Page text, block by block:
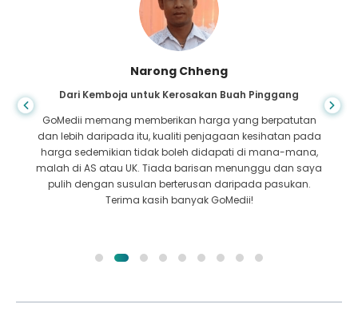
Narong Chheng
Dari Kemboja untuk Kerosakan Buah Pinggang
GoMedii memang memberikan harga yang berpatutan
dan lebih daripada itu, kualiti penjagaan kesihatan pada
harga sedemikian tidak boleh didapati di mana-mana,
malah di AS atau UK. Tiada barisan menunggu dan saya
pulih dengan susulan berterusan daripada pasukan.
Terima kasih banyak GoMedii!